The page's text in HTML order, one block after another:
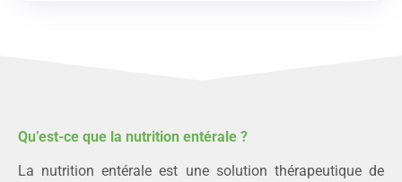
Qu’est-ce que la nutrition entérale ?
La nutrition entérale est une solution thérapeutique de